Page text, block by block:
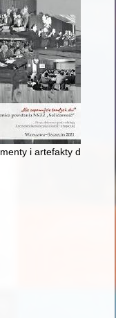
uzupełnieniami z lat
i artefakty